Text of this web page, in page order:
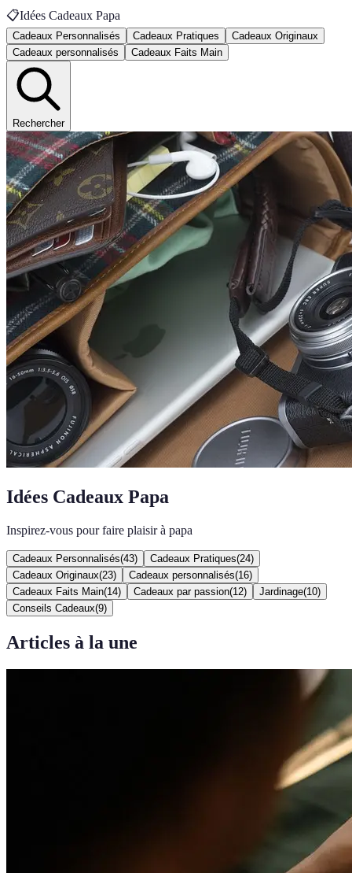
📋Idées Cadeaux Papa
Cadeaux Personnalisés Cadeaux Pratiques
Cadeaux Originaux
Cadeaux personnalisés
Cadeaux Faits Main
Rechercher
Idées Cadeaux Papa
Inspirez-vous pour faire plaisir à papa
Cadeaux Personnalisés(43) Cadeaux Pratiques(24)
Cadeaux Originaux(23) Cadeaux personnalisés(16)
Cadeaux Faits Main(14) Cadeaux par passion(12) Jardinage(10)
Conseils Cadeaux(9)
Articles à la une